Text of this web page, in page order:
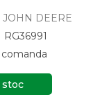
JOHN DEERE
RG36991
stoc